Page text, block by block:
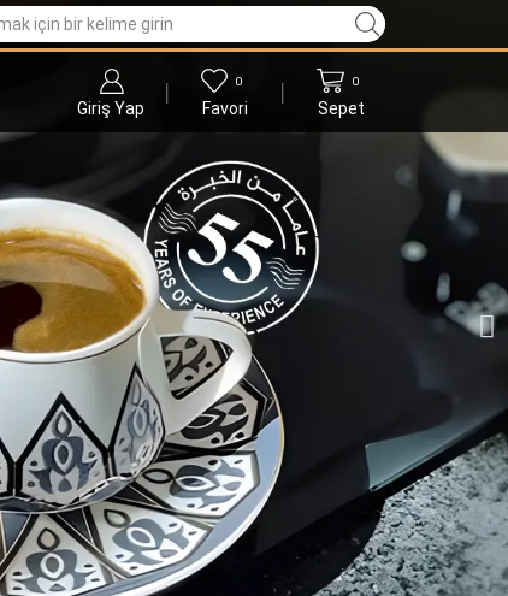
Giriş Yap
0
Favori
0
Sepet